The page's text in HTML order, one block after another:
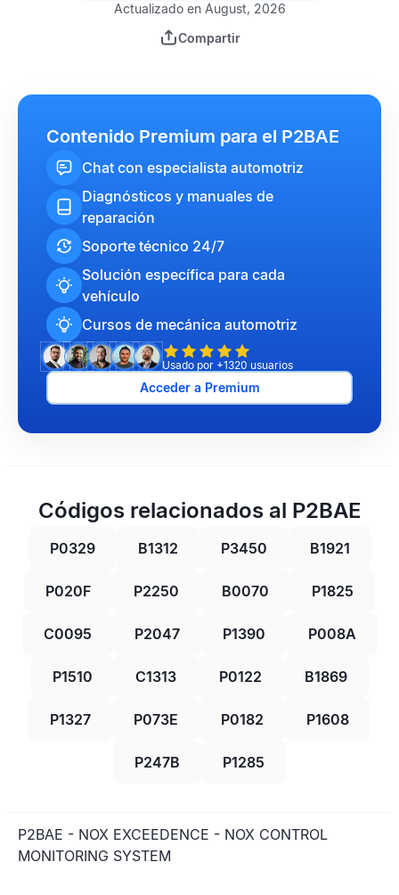
Actualizado en August, 2026
Compartir
Contenido Premium para el P2BAE
Chat con especialista automotriz
Diagnósticos y manuales de
reparación
Soporte técnico 24/7
Solución específica para cada
vehículo
Cursos de mecánica automotriz
Usado por +1320 usuarios
Acceder a Premium
Códigos relacionados al P2BAE
P0329 B1312 P3450 B1921
P020F P2250 B0070 P1825
C0095 P2047 P1390 P008A
P1510 C1313 P0122 B1869
P1327 P073E P0182 P1608
P247B P1285
P2BAE - NOX EXCEEDENCE - NOX CONTROL
MONITORING SYSTEM